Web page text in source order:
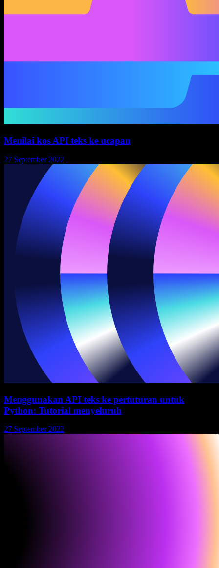
Menilai kos API teks ke ucapan
27 September 2022
Menggunakan API teks ke pertuturan untuk
Python: Tutorial menyeluruh
27 September 2022